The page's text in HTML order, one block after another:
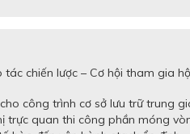
tác chiến lược – Cơ hội tham
công trình cơ sở lưu trữ trung
trực quan thi công phần móng